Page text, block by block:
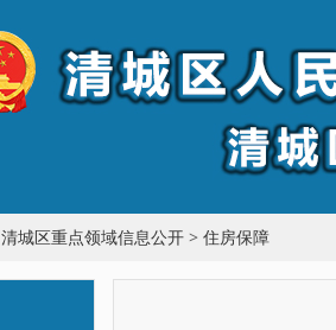
清城区重点领域信息公开 > 住房保障